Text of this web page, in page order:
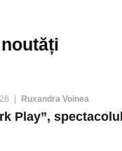
Ruxandra Voinea
Play”,